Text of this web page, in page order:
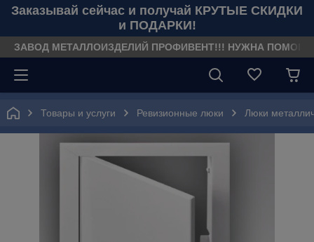
Заказывай сейчас и получай КРУТЫЕ СКИДКИ
и ПОДАРКИ!
ЗАВОД МЕТАЛЛОИЗДЕЛИЙ ПРОФИВЕНТ!!! НУЖНА
Товары и услуги Ревизионные люки Люки